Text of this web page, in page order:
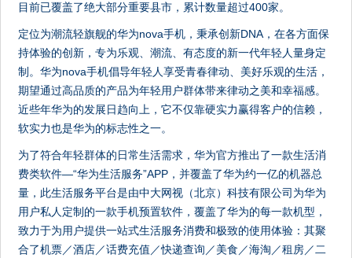
目前已覆盖了绝大部分重要县市，累计数量超过400家。
定位为潮流轻旗舰的华为nova手机，秉承创新DNA，在各方面保
持体验的创新，专为乐观、潮流、有态度的新一代年轻人量身定
制。华为nova手机倡导年轻人享受青春律动、美好乐观的生活，
期望通过高品质的产品为年轻用户群体带来律动之美和幸福感。
近些年华为的发展日趋向上，它不仅靠硬实力赢得客户的信赖，
软实力也是华为的标志性之一。
为了符合年轻群体的日常生活需求，华为官方推出了一款生活消
费类软件—“华为生活服务”APP，并覆盖了华为约一亿的机器总
量，此生活服务平台是由中大网视（北京）科技有限公司为华为
用户私人定制的一款手机预置软件，覆盖了华为的每一款机型，
致力于为用户提供一站式生活服务消费和极致的使用体验：其聚
合了机票／酒店／话费充值／快递查询／美食／海淘／租房／二